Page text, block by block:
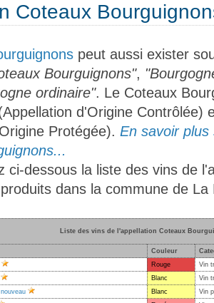
Coteaux
peut aussi exister
Bourguignons",
ordinaire". Le Coteaux
d'Origine Contrôlée)
Protégée). En savoir
ci-dessous la liste des vins de
dans la commune de La
Liste des vins de l'appellation Coteaux
Couleur
Rouge
Vin
Blanc
Vin
Blanc
Vin